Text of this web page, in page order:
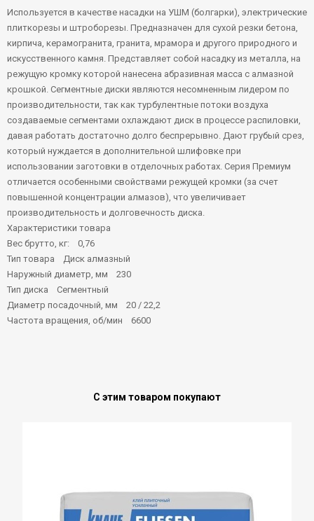
Используется в качестве насадки на УШМ (болгарки), электрические
плиткорезы и штроборезы. Предназначен для сухой резки бетона,
кирпича, керамогранита, гранита, мрамора и другого природного и
искусственного камня. Представляет собой насадку из металла, на
режущую кромку которой нанесена абразивная масса с алмазной
крошкой. Сегментные диски являются несомненным лидером по
производительности, так как турбулентные потоки воздуха
создаваемые сегментами охлаждают диск в процессе распиловки,
давая работать достаточно долго беспрерывно. Дают грубый срез,
который нуждается в дополнительной шлифовке при
использовании заготовки в отделочных работах. Серия Премиум
отличается особенными свойствами режущей кромки (за счет
повышенной концентрации алмазов), что увеличивает
производительность и долговечность диска.
Характеристики товара
Вес брутто, кг: 0,76
Тип товара Диск алмазный
Наружный диаметр, мм 230
Тип диска Сегментный
Диаметр посадочный, мм 20 / 22,2
Частота вращения, об/мин 6600
С этим товаром покупают